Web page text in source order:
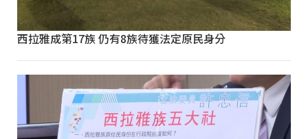
西拉雅成第17族 仍有8族待獲法定原民身分